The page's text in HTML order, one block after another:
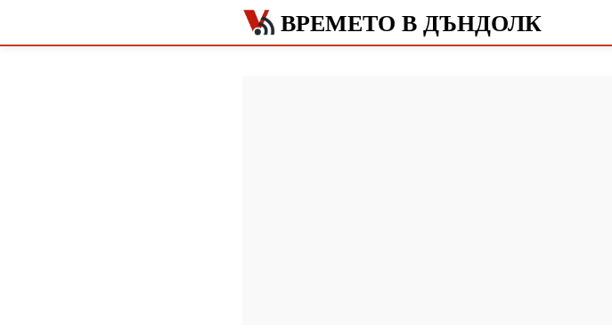
ВРЕМЕТО В ДЪНДОЛК